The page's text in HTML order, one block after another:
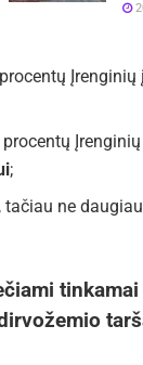
;
ne